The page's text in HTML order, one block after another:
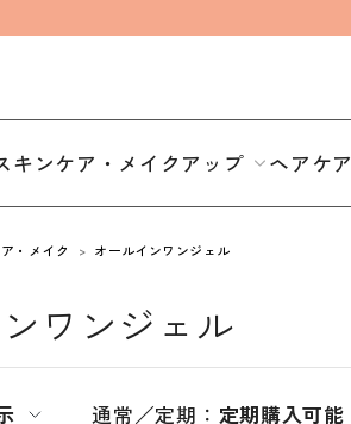
キンケア・メイクアップ ヘアケア
・メイク オールインワンジェル
ワンジェル
通常／定期： 定期購入可能